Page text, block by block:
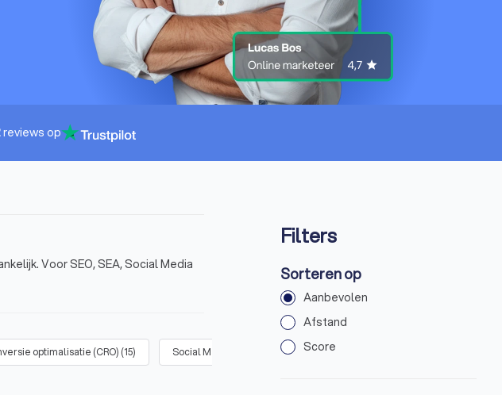
reviews op
Voor SEO, SEA, Social Media
optimalisatie (CRO) (15) Social Media Marketing (33
Filters
Sorteren op
Aanbevolen
Afstand
Score